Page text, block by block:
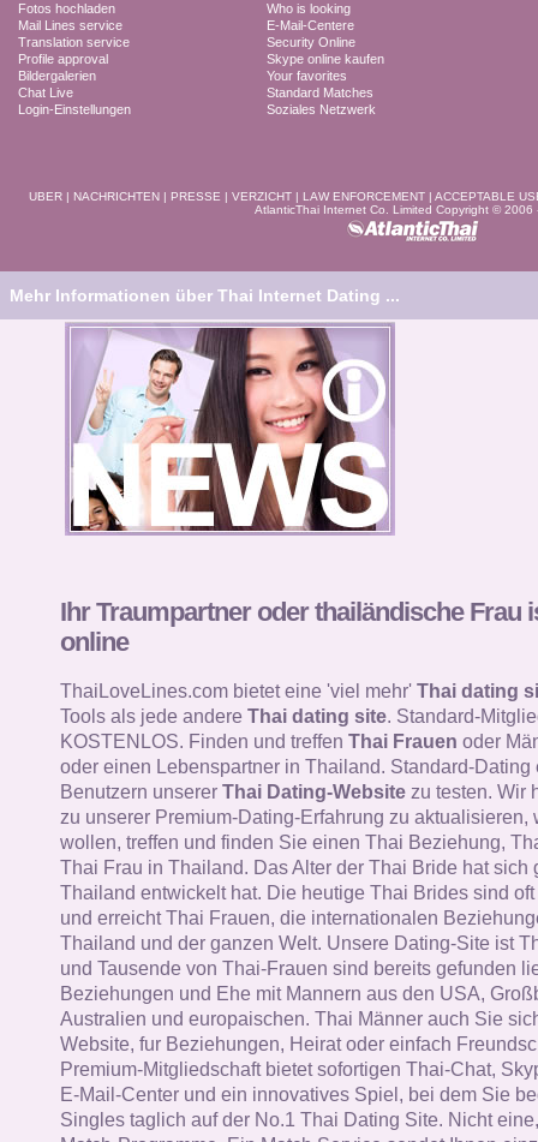
Fotos hochladen
Mail Lines service
Translation service
Profile approval
Bildergalerien
Chat Live
Login-Einstellungen
Who is looking
E-Mail-Centere
Security Online
Skype online kaufen
Your favorites
Standard Matches
Soziales Netzwerk
UBER| NACHRICHTEN| PRESSE | VERZICHT| LAW ENFORCEMENT| ACCEPTABLE
AtlanticThai Internet Co. Limited Copyright © 2006
Mehr Informationen über Thai Internet Dating ...
Ihr Traumpartner oder thailändische Frau
online
ThaiLoveLines.com bietet eine 'viel mehr' Thai dating
Tools als jede andere Thai dating site. Standard-
KOSTENLOS. Finden und treffen Thai Frauen oder
oder einen Lebenspartner in Thailand. Standard-Dating
Benutzern unserer Thai Dating-Websitezu testen. Wir
zu unserer Premium-Dating-Erfahrung zu aktualisieren,
wollen, treffen und finden Sie einen Thai Beziehung,
Thai Frau in Thailand. Das Alter der Thai Bride hat sich
Thailand entwickelt hat. Die heutige Thai Brides sind
und erreicht Thai Frauen, die internationalen
Thailand und der ganzen Welt. Unsere Dating-Site ist
und Tausende von Thai-Frauen sind bereits gefunden
Beziehungen und Ehe mit Mannern aus den USA,
Australien und europaischen. Thai Männer auch Sie
Website, fur Beziehungen, Heirat oder einfach
Premium-Mitgliedschaft bietet sofortigen Thai-Chat,
E-Mail-Center und ein innovatives Spiel, bei dem Sie
Singles taglich auf der No.1 Thai Dating Site. Nicht